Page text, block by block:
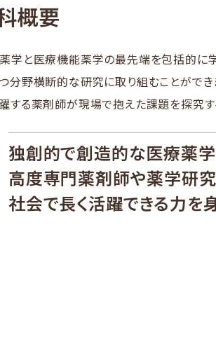
概要
学と医療機能薬学の最先端を包括的に
分野横断的な研究に取り組むことができ
する薬剤師が現場で抱えた課題を探究す
独創的で創造的な医療薬
高度専門薬剤師や薬学研
社会で長く活躍できる力を